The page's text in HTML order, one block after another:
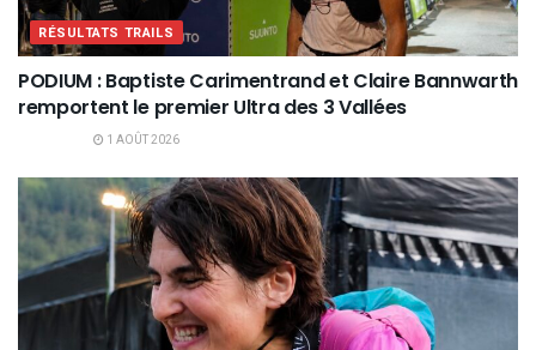
RÉSULTATS TRAILS
PODIUM : Baptiste Carimentrand et Claire Bannwarth
remportent le premier Ultra des 3 Vallées
1 AOÛT 2026